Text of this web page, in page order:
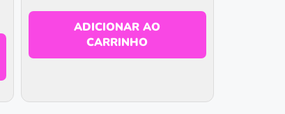
ADICIONAR AO
CARRINHO